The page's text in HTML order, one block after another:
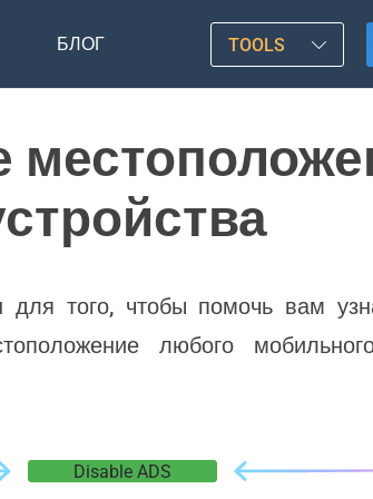
БЛОГ TOOLS
для того, чтобы помочь вам
любого
Disable ADS